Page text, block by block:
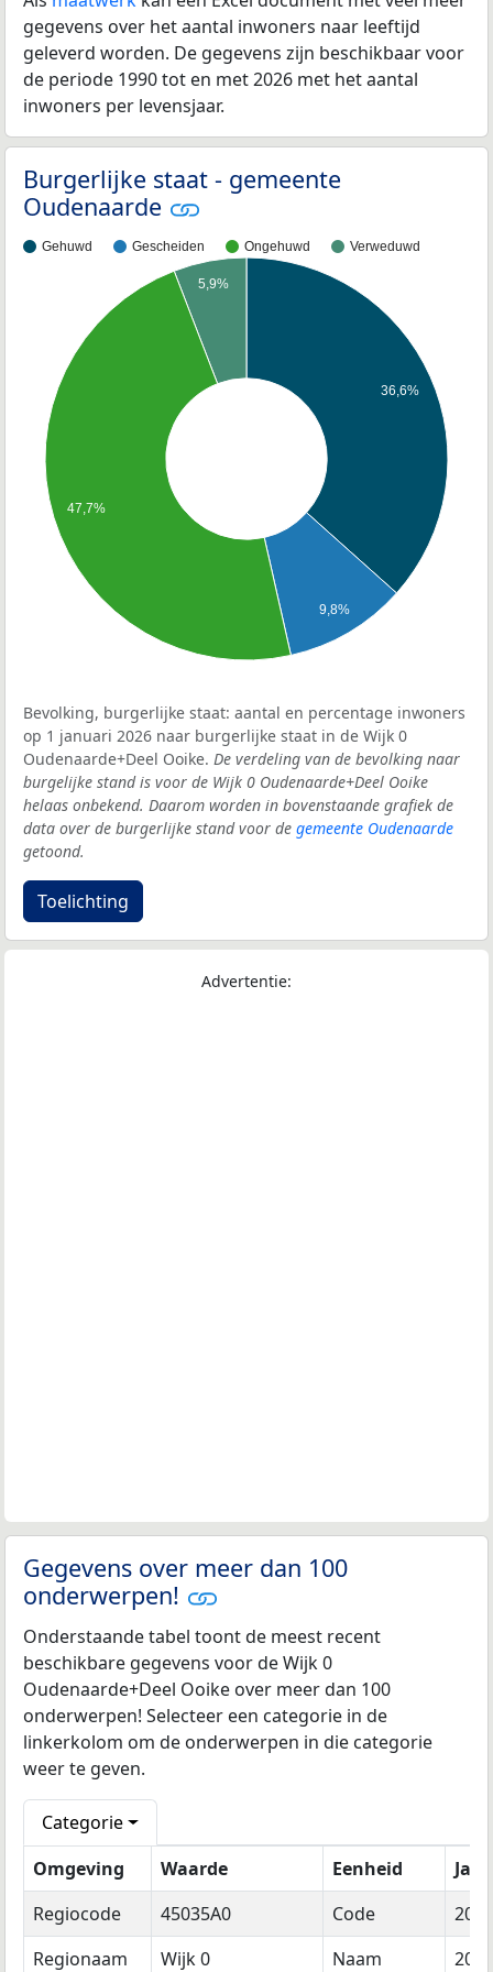
gegevens over het aantal inwoners naar leeftijd
geleverd worden. De gegevens zijn beschikbaar voor
de periode 1990 tot en met 2026 met het aantal
inwoners per levensjaar.
Burgerlijke staat - gemeente
Oudenaarde
Gehuwd Gescheiden Ongehuwd Verweduwd
36,6%
9,8%
5,9%
47,7%
Bevolking, burgerlijke staat: aantal en percentage inwoners
op 1 januari 2026 naar burgerlijke staat in de Wijk 0
Oudenaarde+Deel Ooike. De verdeling van de bevolking naar
burgelijke stand is voor de Wijk 0 Oudenaarde+Deel Ooike
helaas onbekend. Daarom worden in bovenstaande grafiek de
data over de burgerlijke stand voor de gemeente Oudenaarde
getoond.
Toelichting
Advertentie:
Gegevens over meer dan 100
onderwerpen!
Onderstaande tabel toont de meest recent
beschikbare gegevens voor de Wijk 0
Oudenaarde+Deel Ooike over meer dan 100
onderwerpen! Selecteer een categorie in de
linkerkolom om de onderwerpen in die categorie
weer te geven.
Categorie
Omgeving
Waarde Eenheid
Jaar
Regiocode
45035A0 Code
2026
Regionaam
Wijk 0 Naam 2026